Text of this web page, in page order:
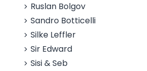
Ruslan Bolgov
Sandro Botticelli
Silke Leffler
Sir Edward
Sisi & Seb